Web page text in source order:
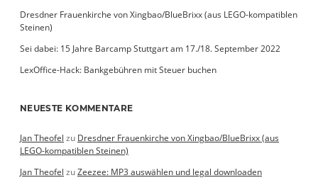
Dresdner Frauenkirche von Xingbao/BlueBrixx (aus LEGO-kompatiblen
Steinen)
Sei dabei: 15 Jahre Barcamp Stuttgart am 17./18. September 2022
LexOffice-Hack: Bankgebühren mit Steuer buchen
NEUESTE KOMMENTARE
Jan Theofel zu Dresdner Frauenkirche von Xingbao/BlueBrixx (aus
LEGO-kompatiblen Steinen)
Jan Theofel zuZeezee: MP3 auswählen und legal downloaden